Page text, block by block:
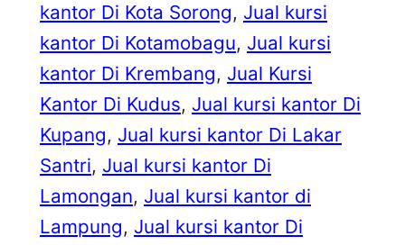
kantor Di Kota Sorong, Jual kursi
kantor Di Kotamobagu, Jual kursi
kantor Di Krembang, Jual Kursi
Kantor Di Kudus, Jual kursi kantor Di
Kupang, Jual kursi kantor Di Lakar
Santri, Jual kursi kantor Di
Lamongan, Jual kursi kantor di
Lampung, Jual kursi kantor Di